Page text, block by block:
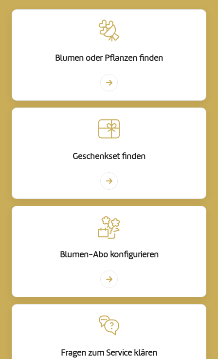
Blumen oder Pflanzen finden
Geschenkset finden
Blumen-Abo konfigurieren
Fragen zum Service klären